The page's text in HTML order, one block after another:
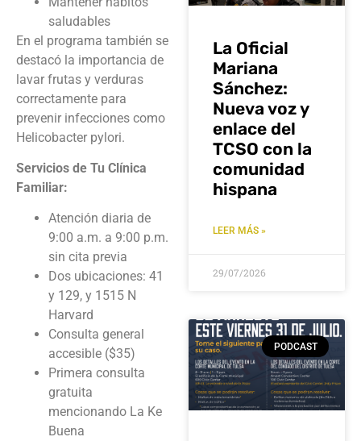
saludables
En el programa también se
destacó la importancia de
lavar frutas y verduras
correctamente para
prevenir infecciones como
Helicobacter pylori.
Servicios de Tu Clínica
Familiar:
Atención diaria de
9:00 a.m. a 9:00 p.m.
sin cita previa
Dos ubicaciones: 41
y 129, y 1515 N
Harvard
Consulta general
accesible ($35)
Primera consulta
gratuita
mencionando La Ke
Buena
La Oficial
Mariana
Sánchez:
Nueva voz y
enlace del
TCSO con la
comunidad
hispana
LEER MÁS »
29/07/2026
PODCAST